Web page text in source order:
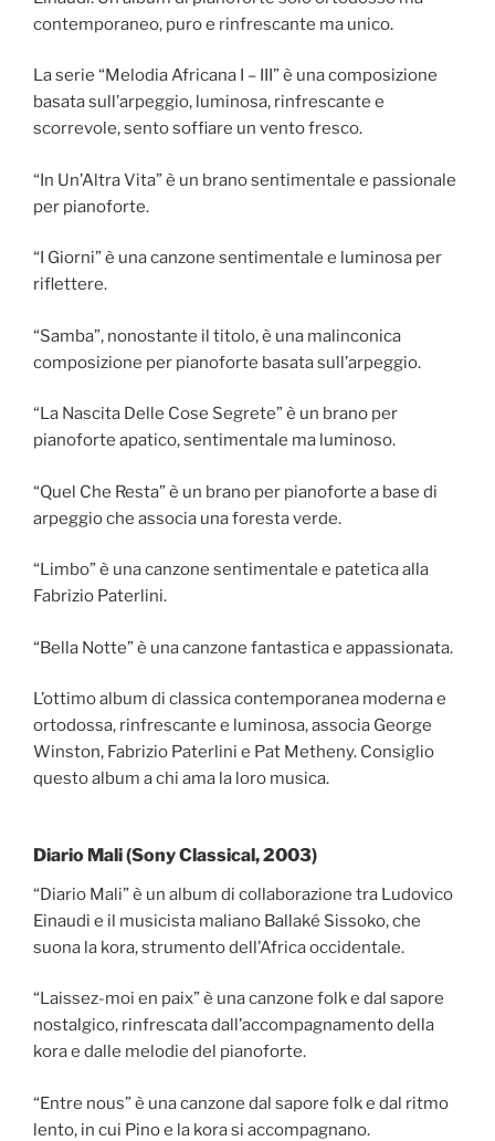
contemporaneo, puro e rinfrescante ma unico.
La serie “Melodia Africana I – III” è una composizione
basata sull’arpeggio, luminosa, rinfrescante e
scorrevole, sento soffiare un vento fresco.
“In Un’Altra Vita” è un brano sentimentale e passionale
per pianoforte.
“I Giorni” è una canzone sentimentale e luminosa per
riflettere.
“Samba”, nonostante il titolo, è una malinconica
composizione per pianoforte basata sull’arpeggio.
“La Nascita Delle Cose Segrete” è un brano per
pianoforte apatico, sentimentale ma luminoso.
“Quel Che Resta” è un brano per pianoforte a base di
arpeggio che associa una foresta verde.
“Limbo” è una canzone sentimentale e patetica alla
Fabrizio Paterlini.
“Bella Notte” è una canzone fantastica e appassionata.
L’ottimo album di classica contemporanea moderna e
ortodossa, rinfrescante e luminosa, associa George
Winston, Fabrizio Paterlini e Pat Metheny. Consiglio
questo album a chi ama la loro musica.
Diario Mali (Sony Classical, 2003)
“Diario Mali” è un album di collaborazione tra Ludovico
Einaudi e il musicista maliano Ballaké Sissoko, che
suona la kora, strumento dell’Africa occidentale.
“Laissez-moi en paix” è una canzone folk e dal sapore
nostalgico, rinfrescata dall’accompagnamento della
kora e dalle melodie del pianoforte.
“Entre nous” è una canzone dal sapore folk e dal ritmo
lento, in cui Pino e la kora si accompagnano.